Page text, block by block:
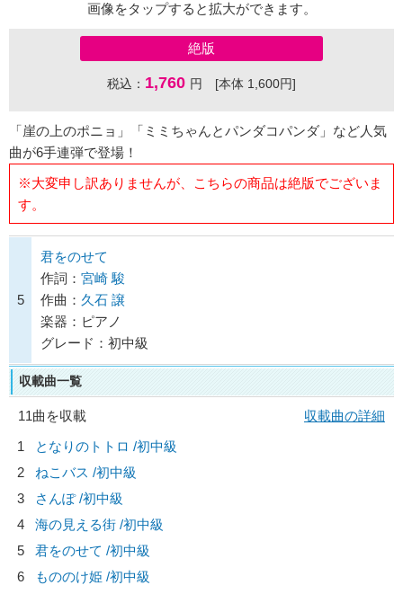
画像をタップすると拡大ができます。
絶版
税込： 1,760 円 [本体 1,600円]
「崖の上のポニョ」「ミミちゃんとパンダコパンダ」など人気
曲が6手連弾で登場！
※大変申し訳ありませんが、こちらの商品は絶版でございま
す。
5
君をのせて
作詞： 宮崎 駿
作曲： 久石 譲
楽器：ピアノ
グレード：初中級
収載曲一覧
11曲を収載
収載曲の詳細
1
となりのトトロ /初中級
2
ねこバス /初中級
3
さんぽ /初中級
4
海の見える街 /初中級
5
君をのせて /初中級
6
もののけ姫 /初中級